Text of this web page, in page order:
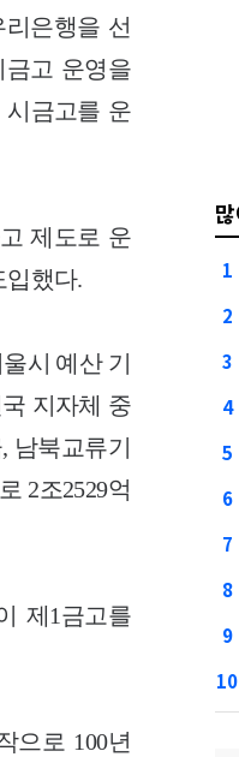
은행을 선
고 운영을
시금고를 운
제도로 운
입했다.
시 예산 기
지자체 중
남북교류기
2조2529억
제1금고를
으로 100년
1
2
3
4
5
6
7
8
9
10